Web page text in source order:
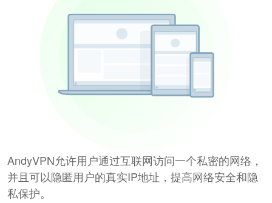
AndyVPN允许用户通过互联网访问一个私密的网络，
并且可以隐匿用户的真实IP地址，提高网络安全和隐
私保护。